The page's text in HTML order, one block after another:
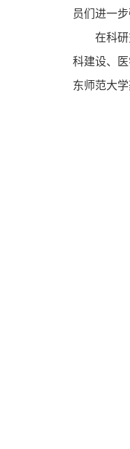
员们进一
在科
科建设、
东师范大